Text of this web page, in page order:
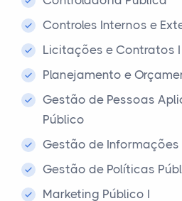
Controles Internos e
Licitações e Contratos I
Planejamento e
Gestão de Pessoas
Público
Gestão de Informações
Gestão de Políticas
Marketing Público I